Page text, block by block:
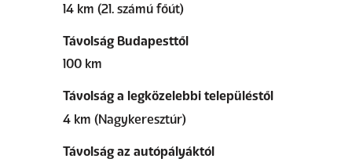
14 km (21. számú főút)
Távolság Budapesttől
100 km
Távolság a legközelebbi településtől
4 km (Nagykeresztúr)
Távolság az autópályáktól